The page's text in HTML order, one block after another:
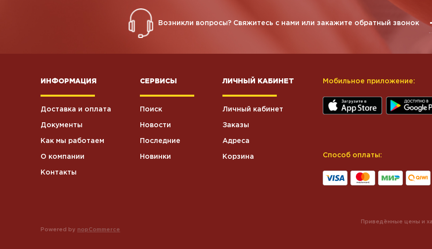
Свинина
Возникли вопросы? Свяжитесь с нами или закажите обратный звонок
ИНФОРМАЦИЯ
Доставка и оплата
Документы
Как мы работаем
О компании
Контакты
СЕРВИСЫ
Поиск
Новости
Последние
Новинки
ЛИЧНЫЙ КАБИНЕТ
Личный кабинет
Заказы
Адреса
Корзина
Мобильное приложение:
Способ оплаты:
Powered by nopCommerce
Приведённые цены и